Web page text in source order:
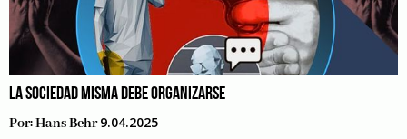
LA SOCIEDAD MISMA DEBE ORGANIZARSE
Por:Hans Behr 9.04.2025